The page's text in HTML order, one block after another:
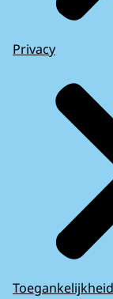
Privacy
Toegankelijkheid